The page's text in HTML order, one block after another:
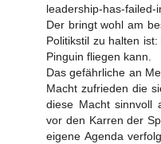
leadership-has-failed-
Der bringt wohl am
Politikstil zu halten
Pinguin fliegen kann.
Das gefährliche an
Macht zufrieden die
diese Macht sinnvoll
vor den Karren der
eigene Agenda